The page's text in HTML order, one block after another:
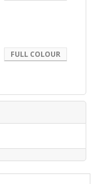
FULL COLOUR